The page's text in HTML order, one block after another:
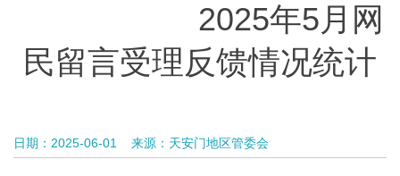
2025年5月网
民留言受理反馈情况统计
日期：2025-06-01 来源：天安门地区管委会